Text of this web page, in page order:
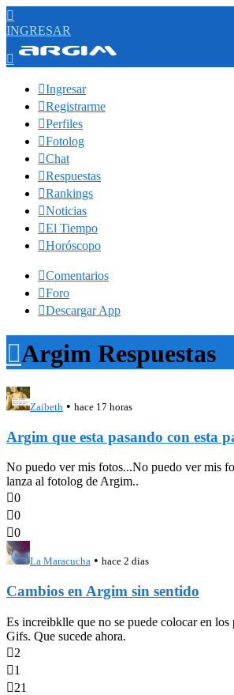

INGRESAR

Ingresar
Registrarme
Perfiles
Fotolog
Chat
Respuestas
Rankings
Noticias
El Tiempo
Horóscopo
Comentarios
Foro
Descargar App
Argim Respuestas
Zaibeth • hace 17 horas
Argim que esta pasando con esta
No puedo ver mis fotos...No puedo ver mis
lanza al fotolog de Argim..
0
0
0
La Maracucha • hace 2 dias
Cambios en Argim sin sentido
Es increibklle que no se puede colocar en los
Gifs. Que sucede ahora.
2
1
21